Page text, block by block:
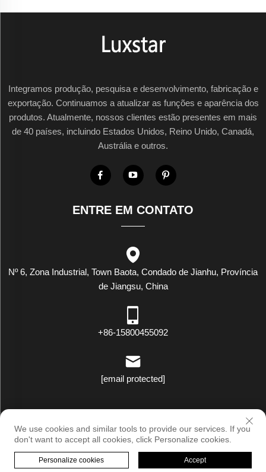
Integramos produção, pesquisa e desenvolvimento, fabricação e
exportação. Continuamos a atualizar as funções e aparência dos
produtos. Atualmente, nossos clientes estão presentes em mais
de 40 países, incluindo Estados Unidos, Reino Unido, Canadá,
Austrália e outros.
ENTRE EM CONTATO
Nº 6, Zona Industrial, Town Baota, Condado de Jianhu, Província
de Jiangsu, China
+86-15800455092
[email protected]
Direitos Autorais © Luxstar Industrial(Jiangsu) Co.,Ltd. Todos os
Direitos Reservados | Política de Privacidade
We use cookies and similar tools to provide our services. If you
don't want to accept all cookies, click Personalize cookies.
Personalize cookies Accept